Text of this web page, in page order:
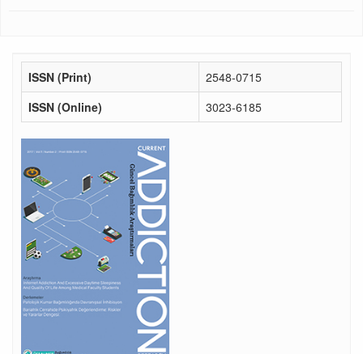
ISSN (Print)
2548-0715
ISSN (Online)
3023-6185